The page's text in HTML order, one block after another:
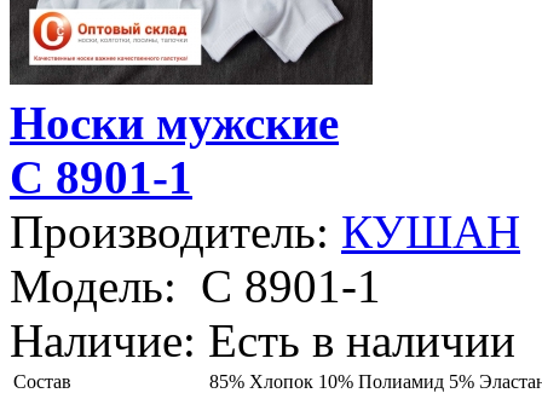
Носки мужские
С 8901-1
Производитель: КУШАН
Модель: С 8901-1
Наличие: Есть в наличии
Состав 85% Хлопок 10% Полиамид 5%